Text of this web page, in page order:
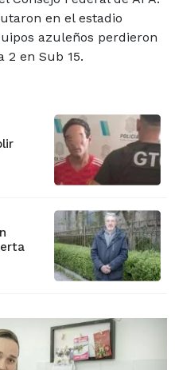
en el estadio
azuleños perdieron
2 en Sub 15.